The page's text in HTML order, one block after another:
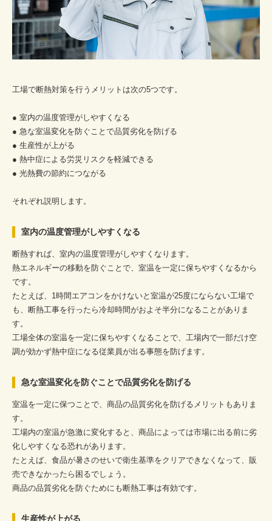
工場で断熱対策を行うメリットは次の5つです。
● 室内の温度管理がしやすくなる
● 急な室温変化を防ぐことで品質劣化を防げる
● 生産性が上がる
● 熱中症による労災リスクを軽減できる
● 光熱費の節約につながる
それぞれ説明します。
室内の温度管理がしやすくなる
断熱すれば、室内の温度管理がしやすくなります。
熱エネルギーの移動を防ぐことで、室温を一定に保ちやすくなるから
です。
たとえば、1時間エアコンをかけないと室温が25度にならない工場で
も、断熱工事を行ったら冷却時間がおよそ半分になることがありま
す。
工場全体の室温を一定に保ちやすくなることで、工場内で一部だけ空
調が効かず熱中症になる従業員が出る事態を防げます。
急な室温変化を防ぐことで品質劣化を防げる
室温を一定に保つことで、商品の品質劣化を防げるメリットもありま
す。
工場内の室温が急激に変化すると、商品によっては市場に出る前に劣
化しやすくなる恐れがあります。
たとえば、食品が暑さのせいで衛生基準をクリアできなくなって、販
売できなかったら困るでしょう。
商品の品質劣化を防ぐためにも断熱工事は有効です。
生産性が上がる